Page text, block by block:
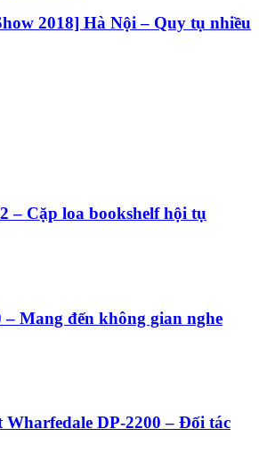
2018] Hà Nội – Quy tụ nhiều
– Cặp loa bookshelf hội tụ
Mang đến không gian nghe
Wharfedale DP-2200 – Đối tác